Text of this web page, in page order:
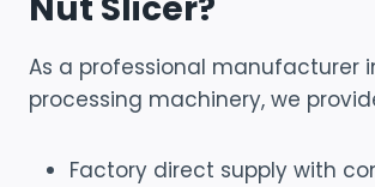
As a professional manufacturer
processing machinery, we
Factory direct supply with